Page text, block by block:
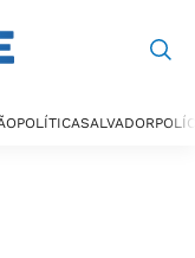
POLÍTICASALVADOR